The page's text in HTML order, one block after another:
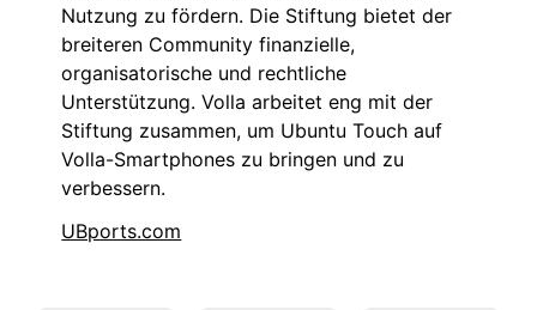
Nutzung zu fördern. Die Stiftung bietet der
breiteren Community finanzielle,
organisatorische und rechtliche
Unterstützung. Volla arbeitet eng mit der
Stiftung zusammen, um Ubuntu Touch auf
Volla-Smartphones zu bringen und zu
verbessern.
UBports.com